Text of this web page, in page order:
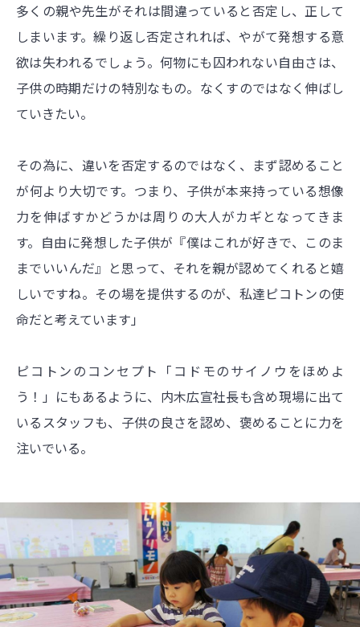
多くの親や先生がそれは間違っていると否定し、正して
しまいます。繰り返し否定されれば、やがて発想する意
欲は失われるでしょう。何物にも囚われない自由さは、
子供の時期だけの特別なもの。なくすのではなく伸ばし
ていきたい。
その為に、違いを否定するのではなく、まず認めること
が何より大切です。つまり、子供が本来持っている想像
力を伸ばすかどうかは周りの大人がカギとなってきま
す。自由に発想した子供が『僕はこれが好きで、このま
までいいんだ』と思って、それを親が認めてくれると嬉
しいですね。その場を提供するのが、私達ピコトンの使
命だと考えています」
ピコトンのコンセプト「コドモのサイノウをほめよ
う！」にもあるように、内木広宣社長も含め現場に出て
いるスタッフも、子供の良さを認め、褒めることに力を
注いでいる。